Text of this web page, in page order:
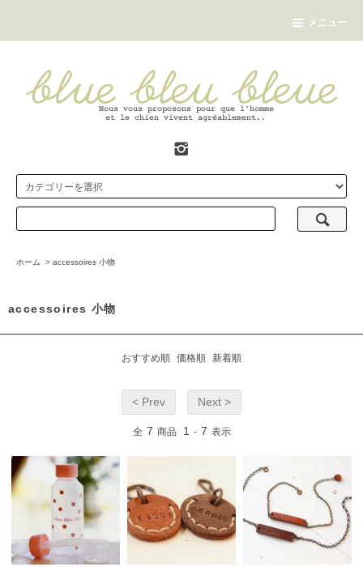
メニュー
ホーム > accessoires 小物
accessoires 小物
おすすめ順 価格順 新着順
< Prev Next >
全 7 商品 1 - 7 表示